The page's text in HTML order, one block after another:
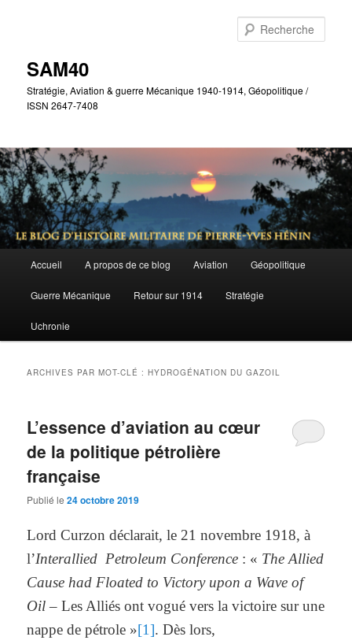
SAM40
Stratégie, Aviation & guerre Mécanique 1940-1914, Géopolitique /
ISSN 2647-7408
principal
Accueil A propos de ce blog Aviation Géopolitique
Guerre Mécanique Retour sur 1914 Stratégie
Uchronie
ARCHIVES PAR MOT-CLÉ :HYDROGÉNATION DU GAZOIL
L’essence d’aviation au cœur
de la politique pétrolière
française
Publié le24 octobre 2019
Lord Curzon déclarait, le 21 novembre 1918, à
l’Interallied Petroleum Conference : « The Allied
Cause had Floated to Victory upon a Wave of
Oil– Les Alliés ont vogué vers la victoire sur une
nappe de pétrole »[1]. Dès lors,